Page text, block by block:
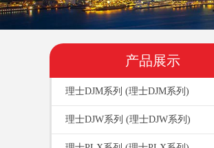
产品展示
理士DJM系列 (理士DJM系列)
理士DJW系列 (理士DJW系列)